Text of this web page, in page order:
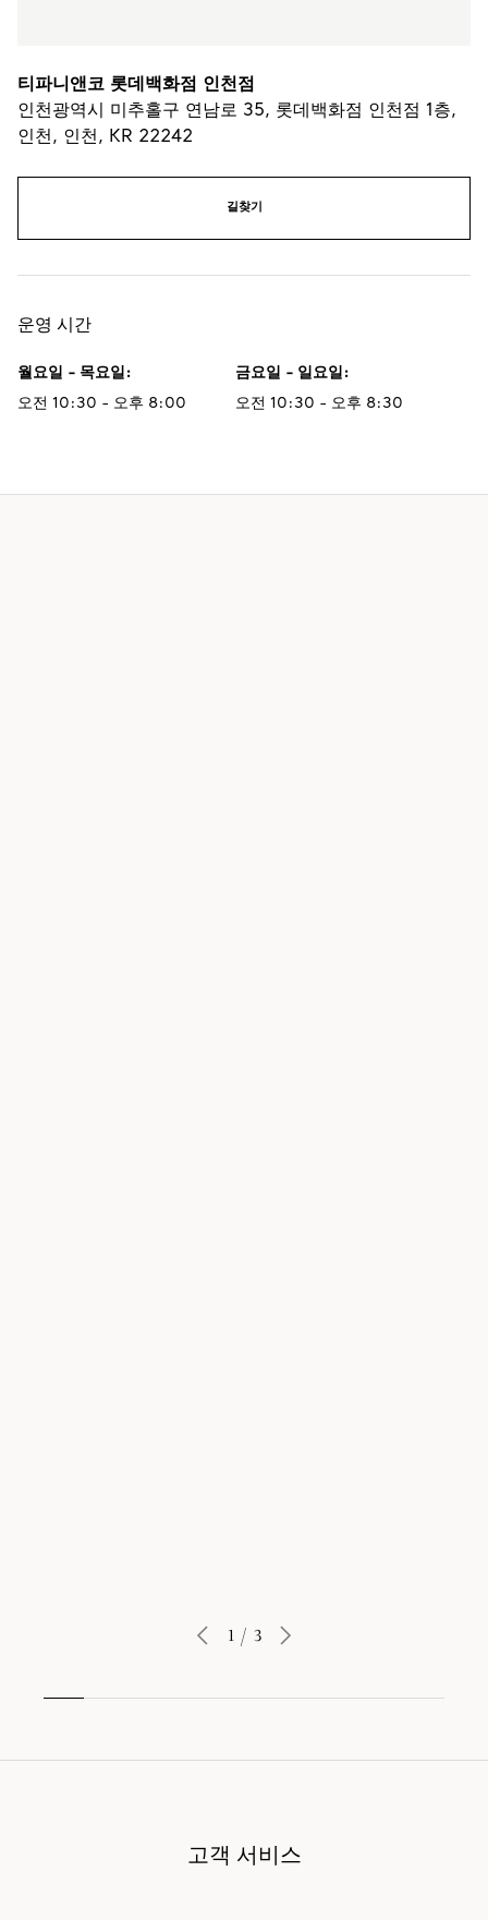
티파니앤코 롯데백화점 인천점
인천광역시 미추홀구 연남로 35, 롯데백화점 인천점 1층,
인천, 인천, KR 22242
길찾기
운영 시간
월요일 - 목요일:
오전 10:30 - 오후 8:00
금요일 - 일요일:
오전 10:30 - 오후 8:30
1 / 3
고객 서비스